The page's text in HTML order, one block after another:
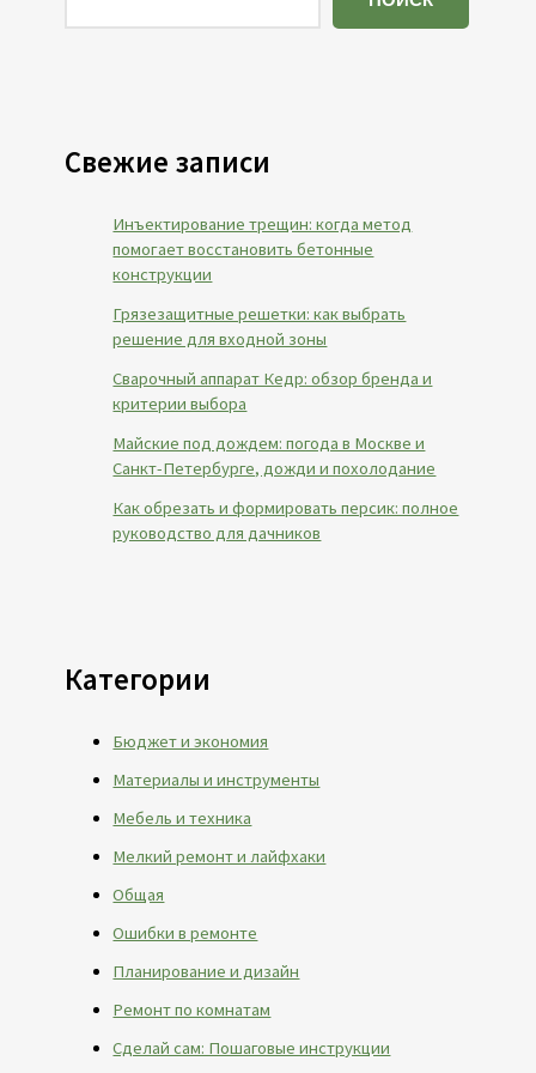
Свежие записи
Инъектирование трещин: когда метод
помогает восстановить бетонные
конструкции
Грязезащитные решетки: как выбрать
решение для входной зоны
Сварочный аппарат Кедр: обзор бренда и
критерии выбора
Майские под дождем: погода в Москве и
Санкт-Петербурге, дожди и похолодание
Как обрезать и формировать персик: полное
руководство для дачников
Категории
Бюджет и экономия
Материалы и инструменты
Мебель и техника
Мелкий ремонт и лайфхаки
Общая
Ошибки в ремонте
Планирование и дизайн
Ремонт по комнатам
Сделай сам: Пошаговые инструкции